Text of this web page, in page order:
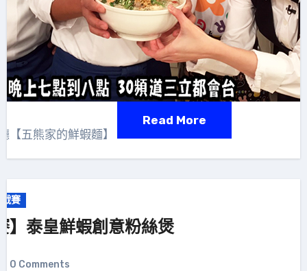
【五熊家的鮮蝦麵】
Read More
賽
】泰皇鮮蝦創意粉絲煲
0 Comments